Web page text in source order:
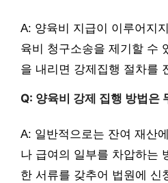
A: 양육비 지급이 이루어지
육비 청구소송을 제기할 수
을 내리면 강제집행 절차를
Q: 양육비 강제 집행 방법은
A: 일반적으로는 잔여 재산
나 급여의 일부를 차압하는
한 서류를 갖추어 법원에 신